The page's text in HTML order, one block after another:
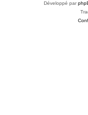
Développé par